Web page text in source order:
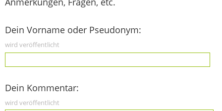
Dein Vorname oder Pseudonym:
wird veröffentlicht
Dein Kommentar:
wird veröffentlicht